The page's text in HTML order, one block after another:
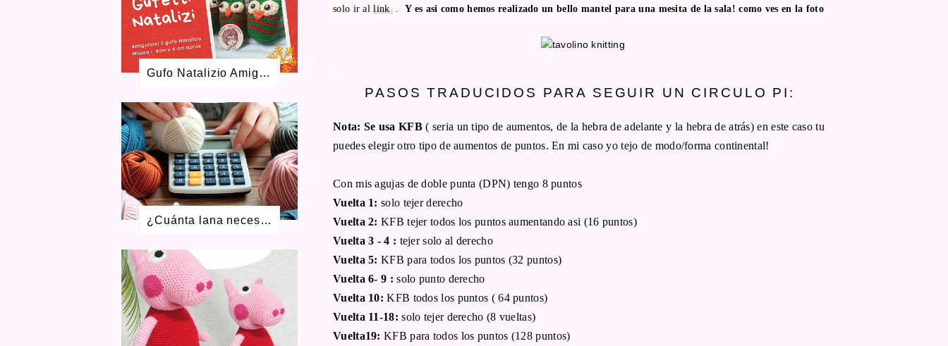
solo ir al link . Y es asi como hemos realizado un bello mantel para una mesita de la sala! como ves en la foto
PASOS TRADUCIDOS PARA SEGUIR UN CIRCULO PI:
Nota: Se usa KFB( seria un tipo de aumentos, de la hebra de adelante y la hebra de atrás) en este caso tu
puedes elegir otro tipo de aumentos de puntos. En mi caso yo tejo de modo/forma continental!
Con mis agujas de doble punta (DPN) tengo 8 puntos
Vuelta 1: solo tejer derecho
Vuelta 2: KFB tejer todos los puntos aumentando asi (16 puntos)
Vuelta 3 - 4 : tejer solo al derecho
Vuelta 5: KFB para todos los puntos (32 puntos)
Vuelta 6- 9 : solo punto derecho
Vuelta 10: KFB todos los puntos ( 64 puntos)
Vuelta 11-18: solo tejer derecho (8 vueltas)
Vuelta19: KFB para todos los puntos (128 puntos)
ENERO 2023
2
SEPTIEMBRE 2022
1
AGOSTO 2022
1
MAYO 2022
1
FEBRERO 2022
2
OCTUBRE 2021
2
JUNIO 2021
2
ABRIL 2021
4
FEBRERO 2021
4
ENERO 2021
1
DICIEMBRE 2020
4
NOVIEMBRE 2020
2
MARZO 2020
ENERO 2020
DICIEMBRE 2019
2
OCTUBRE 2019
2
SEPTIEMBRE 2019
1
AGOSTO 2019
3
Gufo Natalizio Amigurumi Schema Gratuito
¿Cuánta lana necesito para tejer? Aprende a calcular ovillos + calculadora gratis